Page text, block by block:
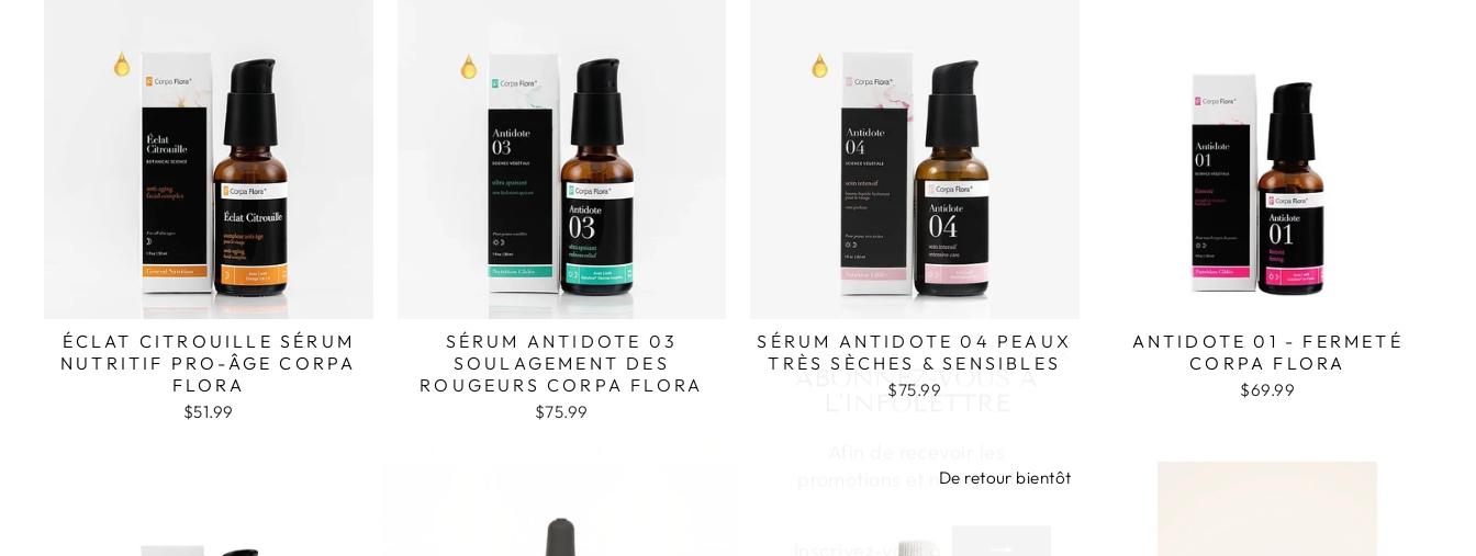
ABONNEZ-VOUS À
L'INFOLETTRE
"Fermer
ÉCLAT CITROUILLE SÉRUM
NUTRITIF PRO-ÂGE CORPA
FLORA
$51.99
SÉRUM ANTIDOTE 03
SOULAGEMENT DES
ROUGEURS CORPA FLORA
$75.99
SÉRUM ANTIDOTE 04 PEAUX
TRÈS SÈCHES & SENSIBLES
$75.99
ANTIDOTE 01 - FERMETÉ
CORPA FLORA
$69.99
De retour bientôt